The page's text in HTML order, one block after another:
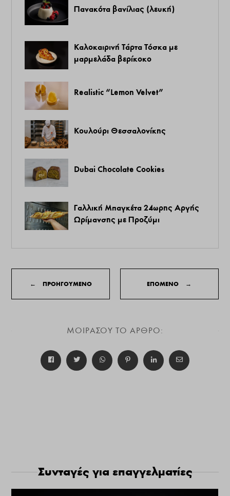
Πανακότα βανίλιας (λευκή)
Καλοκαιρινή Τάρτα Τόσκα με
μαρμελάδα βερίκοκο
Realistic “Lemon Velvet”
Κουλούρι Θεσσαλονίκης
Dubai Chocolate Cookies
Γαλλική Μπαγκέτα 24ωρης Αργής
Ωρίμανσης με Προζύμι
← ΠΡΟΗΓΟΥΜΕΝΟ ΕΠΟΜΕΝΟ →
ΜΟΙΡΑΣΟΥ ΤΟ ΑΡΘΡΟ:
Συνταγές για επαγγελματίες